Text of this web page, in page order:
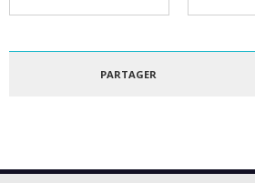
SCS12UU
PARTAGER